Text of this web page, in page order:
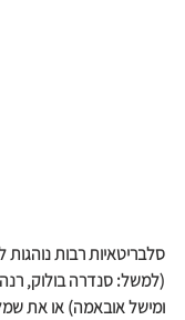
סלבריטאיות רבות
(למשל: סנדרה בולוק, רנה
ומישל אובאמה) או את